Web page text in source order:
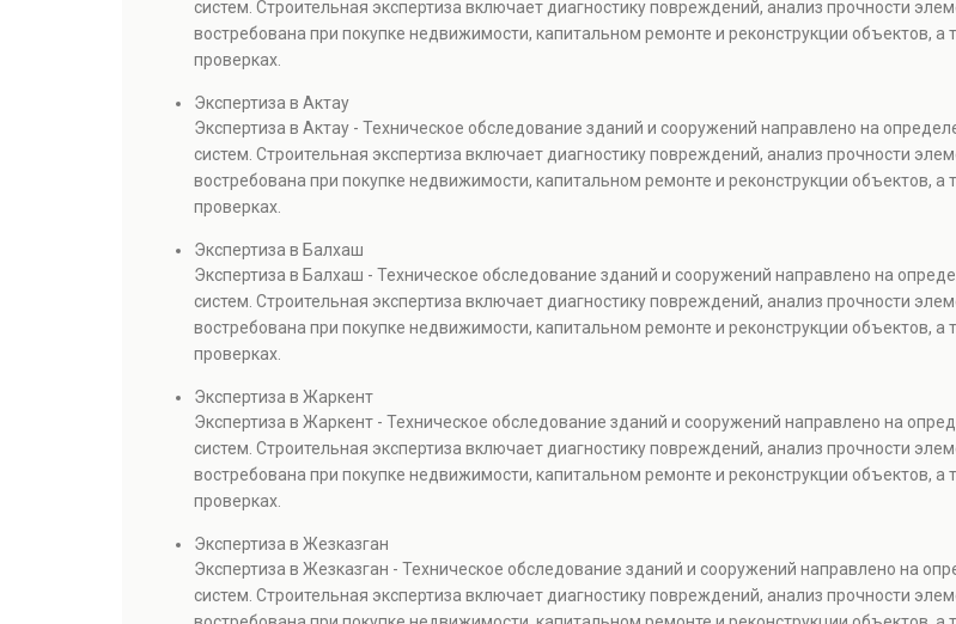
систем. Строительная экспертиза включает диагностику повреждений, анализ прочности
востребована при покупке недвижимости, капитальном ремонте и реконструкции объектов, а
проверках.
Экспертиза в Актау
Экспертиза в Актау - Техническое обследование зданий и сооружений направлено на
систем. Строительная экспертиза включает диагностику повреждений, анализ прочности
востребована при покупке недвижимости, капитальном ремонте и реконструкции объектов, а
проверках.
Экспертиза в Балхаш
Экспертиза в Балхаш - Техническое обследование зданий и сооружений направлено на
систем. Строительная экспертиза включает диагностику повреждений, анализ прочности
востребована при покупке недвижимости, капитальном ремонте и реконструкции объектов, а
проверках.
Экспертиза в Жаркент
Экспертиза в Жаркент - Техническое обследование зданий и сооружений направлено на
систем. Строительная экспертиза включает диагностику повреждений, анализ прочности
востребована при покупке недвижимости, капитальном ремонте и реконструкции объектов, а
проверках.
Экспертиза в Жезказган
Экспертиза в Жезказган - Техническое обследование зданий и сооружений направлено на
систем. Строительная экспертиза включает диагностику повреждений, анализ прочности